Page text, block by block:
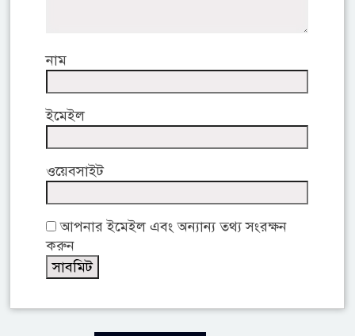
নাম
ইমেইল
ওয়েবসাইট
আপনার ইমেইল এবং অন্যান্য তথ্য সংরক্ষন
করুন